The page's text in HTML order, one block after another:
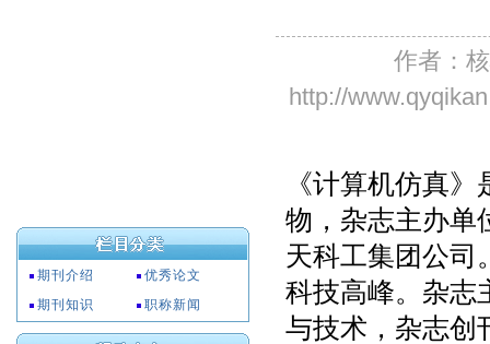
作者：
http://
《计算机仿真
物，杂志主办单
天科工集团公司
科技高峰。杂志
与技术，杂志创
期刊介绍
优秀论文
期刊知识
职称新闻